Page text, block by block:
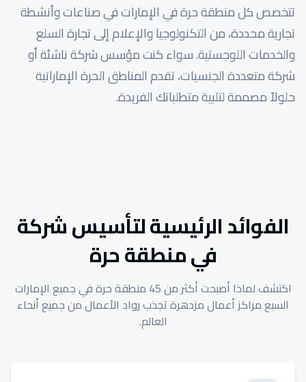
تتخصص كل منطقة حرة في الإمارات في صناعات وأنشطة
تجارية محددة، من التكنولوجيا والإعلام إلى تجارة السلع
والخدمات اللوجستية. سواء كنت مؤسس شركة ناشئة أو
شركة متعددة الجنسيات، تقدم المناطق الحرة الإماراتية
حلولاً مصممة لتلبية متطلباتك الفريدة.
الفوائد الرئيسية لتأسيس شركة
في منطقة حرة
اكتشف لماذا أصبحت أكثر من 45 منطقة حرة في جميع الإمارات
السبع مراكز أعمال مزدهرة تجذب رواد الأعمال من جميع أنحاء
العالم.